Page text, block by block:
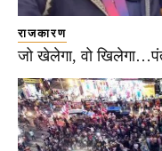
राजकारण
जो खेलेगा, वो